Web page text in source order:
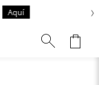
Aquí ›